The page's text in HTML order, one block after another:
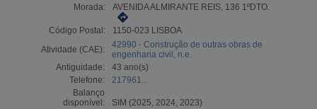
Morada:
AVENIDA ALMIRANTE REIS, 136 1ºDTO.
Código Postal:
1150-023 LISBOA
Atividade (CAE):
42990 - Construção de outras obras de
engenharia civil, n.e.
Antiguidade:
43 ano(s)
Telefone:
217961...
Balanço
disponível:
SIM (2025, 2024, 2023)